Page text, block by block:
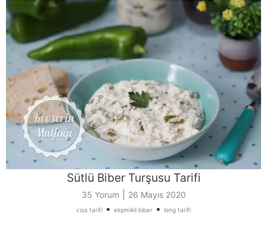
Sütlü Biber Turşusu Tarifi
35 Yorum 26 Mayıs 2020
ciza tarifi • ekşimikli biber • long tarifi